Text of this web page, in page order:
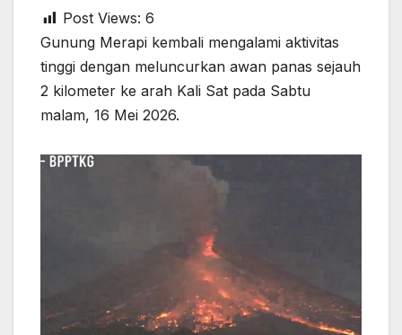
a
t
A
p
p
c
e
o
o
k
s
s
n
g
e
l
e
r
a
m
p
e
r
Post Views: 6
Gunung Merapi kembali mengalami aktivitas
tinggi dengan meluncurkan awan panas sejauh
2 kilometer ke arah Kali Sat pada Sabtu
malam, 16 Mei 2026.